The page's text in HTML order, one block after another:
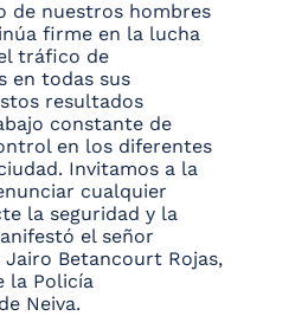
de nuestros hombres
firme en la lucha
tráfico de
en todas sus
resultados
constante de
en los diferentes
Invitamos a la
cualquier
la seguridad y la
el señor
Betancourt Rojas,
la Policía
Neiva.